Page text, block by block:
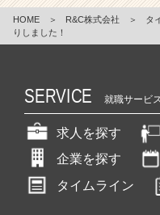
HOME ＞ R&C株式会社 ＞ タ
りしました！
SERVICE 就職サービス
求人を探す
企業を探す
タイムライン